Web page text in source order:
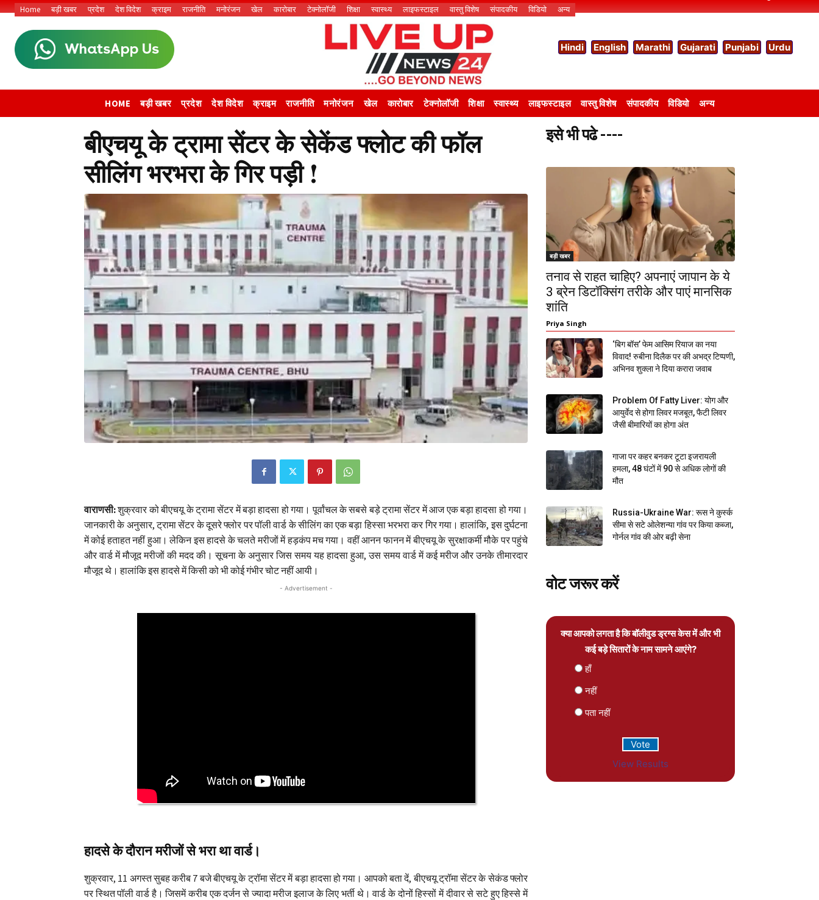
Home बड़ी खबर प्रदेश देश विदेश क्राइम राजनीति मनोरंजन खेल कारोबार टेक्नोलॉजी शिक्षा स्वास्थ्य लाइफस्टाइल वास्तु विशेष संपादकीय विडियो अन्य
Hindi English Marathi Gujarati Punjabi Urdu
HOME बड़ी खबर प्रदेश देश विदेश क्राइम राजनीति मनोरंजन खेल कारोबार टेक्नोलॉजी शिक्षा स्वास्थ्य लाइफस्टाइल वास्तु विशेष संपादकीय विडियो अन्य
बीएचयू के ट्रामा सेंटर के सेकेंड फ्लोट की फॉल
सीलिंग भरभरा के गिर पड़ी !
वाराणसी:शुक्रवार को बीएचयू के ट्रामा सेंटर में बड़ा हादसा हो गया। पूर्वांचल के सबसे बड़े ट्रामा सेंटर में आज एक बड़ा हादसा हो गया।
जानकारी के अनुसार, ट्रामा सेंटर के दूसरे फ्लोर पर पॉली वार्ड के सीलिंग का एक बड़ा हिस्सा भरभरा कर गिर गया। हालांकि, इस दुर्घटना
में कोई हताहत नहीं हुआ। लेकिन इस हादसे के चलते मरीजों में हड़कंप मच गया। वहीं आनन फानन में बीएचयू के सुरक्षाकर्मी मौके पर पहुंचे
और वार्ड में मौजूद मरीजों की मदद की। सूचना के अनुसार जिस समय यह हादसा हुआ, उस समय वार्ड में कई मरीज और उनके तीमारदार
मौजूद थे। हालांकि इस हादसे में किसी को भी कोई गंभीर चोट नहीं आयी।
- Advertisement -
हादसे के दौरान मरीजों से भरा था वार्ड।
शुक्रवार, 11 अगस्त सुबह करीब 7 बजे बीएचयू के ट्रॉमा सेंटर में बड़ा हादसा हो गया। आपको बता दें, बीएचयू ट्रॉमा सेंटर के सेकंड फ्लोर
पर स्थित पॉली वार्ड है। जिसमें करीब एक दर्जन से ज्यादा मरीज इलाज के लिए भर्ती थे। वार्ड के दोनों हिस्सों में दीवार से सटे हुए हिस्से में
इसे भी पढे ----
बड़ी खबर
तनाव से राहत चाहिए? अपनाएं जापान के ये
3 ब्रेन डिटॉक्सिंग तरीके और पाएं मानसिक
शांति
Priya Singh
‘बिग बॉस’ फेम आसिम रियाज का नया
विवाद! रुबीना दिलैक पर की अभद्र टिप्पणी,
अभिनव शुक्ला ने दिया करारा जवाब
Problem Of Fatty Liver: योग और
आयुर्वेद से होगा लिवर मजबूत, फैटी लिवर
जैसी बीमारियों का होगा अंत
गाजा पर कहर बनकर टूटा इजरायली
हमला, 48 घंटों में 90 से अधिक लोगों की
मौत
Russia-Ukraine War: रूस ने कुर्स्क
सीमा से सटे ओलेशन्या गांव पर किया कब्जा,
गोर्नल गांव की ओर बढ़ी सेना
वोट जरूर करें
क्या आपको लगता है कि बॉलीवुड ड्रग्स केस में और भी
कई बड़े सितारों के नाम सामने आएंगे?
हाँ
नहीं
पता नहीं
View Results